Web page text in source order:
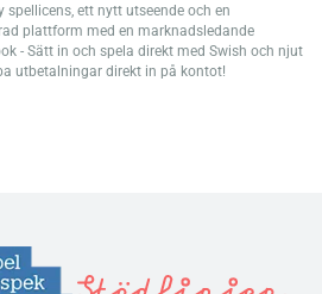
spellicens, ett nytt utseende och en
plattform med en marknadsledande
- Sätt in och spela direkt med Swish och njut
utbetalningar direkt in på kontot!